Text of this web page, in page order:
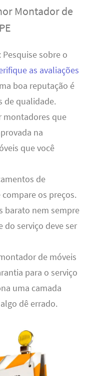
Montador de
: Pesquise sobre o
as avaliações
boa reputação é
de qualidade.
montadores que
na
que você
de
os preços.
barato nem sempre
do serviço deve ser
de móveis
para o serviço
uma camada
dê errado.